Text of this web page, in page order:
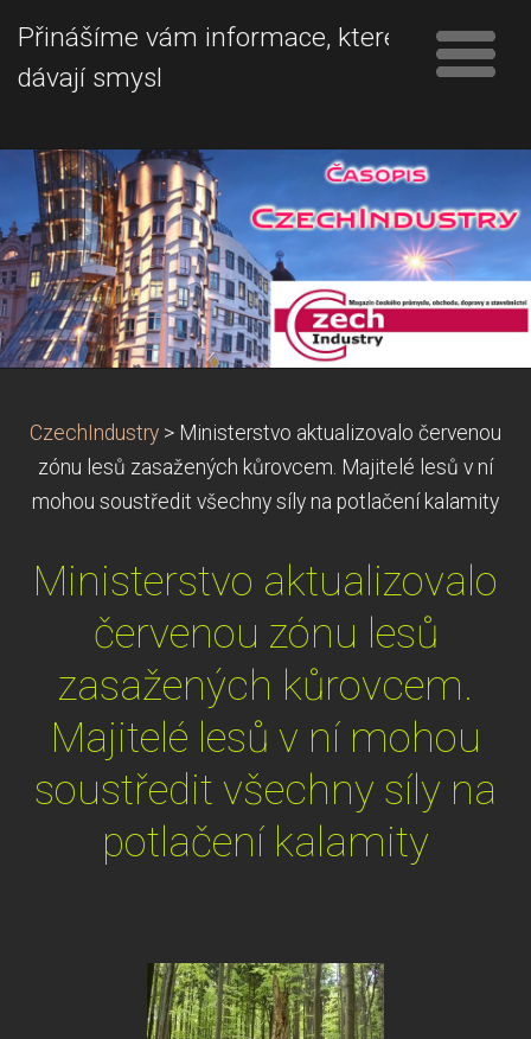
Přinášíme vám informace, které
dávají smysl
CzechIndustry > Ministerstvo aktualizovalo červenou
zónu lesů zasažených kůrovcem. Majitelé lesů v ní
mohou soustředit všechny síly na potlačení kalamity
Ministerstvo aktualizovalo
červenou zónu lesů
zasažených kůrovcem.
Majitelé lesů v ní mohou
soustředit všechny síly na
potlačení kalamity